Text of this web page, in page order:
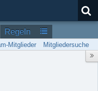
Regeln
Mitglieder Mitgliedersuche